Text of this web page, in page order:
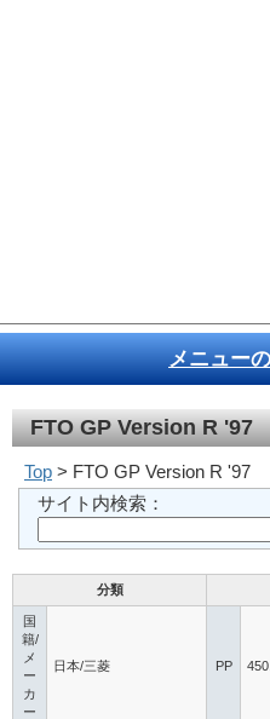
メニュー
FTO GP Version R '97
Top > FTO GP Version R '97
サイト内検索：
分類
国
籍/
メ
ー
カ
ー
日本/三菱 PP